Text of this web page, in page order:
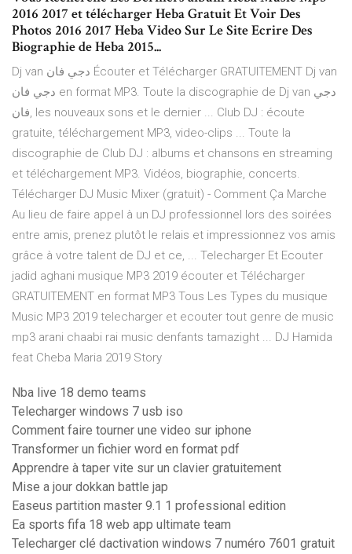
2016 2017 et télécharger Heba Gratuit Et Voir Des
Photos 2016 2017 Heba Video Sur Le Site Ecrire Des
Biographie de Heba 2015...
Dj van دجي فان Écouter et Télécharger GRATUITEMENT Dj van
دجي فان en format MP3. Toute la discographie de Dj van دجي
فان, les nouveaux sons et le dernier ... Club DJ : écoute
gratuite, téléchargement MP3, video-clips ... Toute la
discographie de Club DJ : albums et chansons en streaming
et téléchargement MP3. Vidéos, biographie, concerts.
Télécharger DJ Music Mixer (gratuit) - Comment Ça Marche
Au lieu de faire appel à un DJ professionnel lors des soirées
entre amis, prenez plutôt le relais et impressionnez vos amis
grâce à votre talent de DJ et ce, ... Telecharger Et Ecouter
jadid aghani musique MP3 2019 écouter et Télécharger
GRATUITEMENT en format MP3 Tous Les Types du musique
Music MP3 2019 telecharger et ecouter tout genre de music
mp3 arani chaabi rai music denfants tamazight ... DJ Hamida
feat Cheba Maria 2019 Story
Nba live 18 demo teams
Telecharger windows 7 usb iso
Comment faire tourner une video sur iphone
Transformer un fichier word en format pdf
Apprendre à taper vite sur un clavier gratuitement
Mise a jour dokkan battle jap
Easeus partition master 9.1 1 professional edition
Ea sports fifa 18 web app ultimate team
Telecharger clé dactivation windows 7 numéro 7601 gratuit